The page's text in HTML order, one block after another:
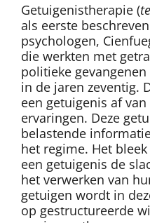
Getuigenistherapie (
als eerste
psychologen,
die werkten met
politieke
in de jaren zeventig.
een getuigenis af
ervaringen. Deze
belastende
het regime. Het
een getuigenis de
het verwerken van
getuigen wordt in
op gestructureerde